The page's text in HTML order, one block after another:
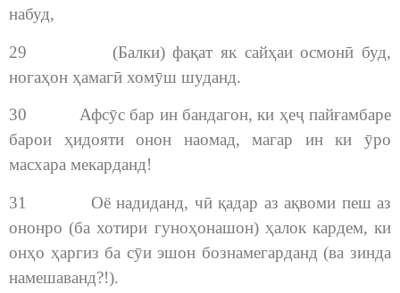
набуд,
29 (Балки) фақат як сайҳаи осмонӣ буд,
ногаҳон ҳамагӣ хомӯш шуданд.
30 Афсӯс бар ин бандагон, ки ҳеҷ пайғамбаре
барои ҳидояти онон наомад, магар ин ки ӯро
масхара мекарданд!
31 Оё надиданд, чӣ қадар аз ақвоми пеш аз
ононро (ба хотири гуноҳонашон) ҳалок кардем, ки
онҳо ҳаргиз ба сӯи эшон бознамегарданд (ва зинда
намешаванд?!).